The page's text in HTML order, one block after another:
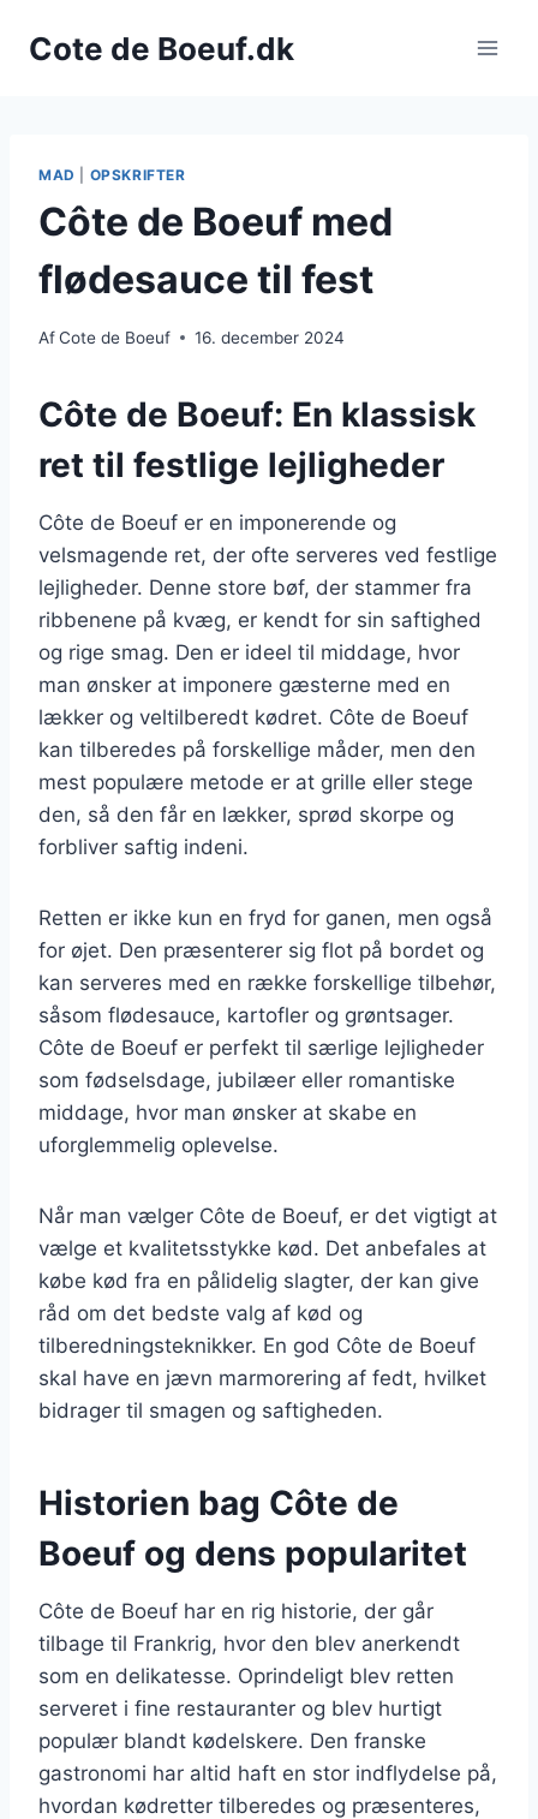
Cote de Boeuf.dk
MAD OPSKRIFTER
Côte de Boeuf med
flødesauce til fest
AfCote de Boeuf 16. december 2024
Côte de Boeuf: En klassisk
ret til festlige lejligheder
Côte de Boeuf er en imponerende og
velsmagende ret, der ofte serveres ved festlige
lejligheder. Denne store bøf, der stammer fra
ribbenene på kvæg, er kendt for sin saftighed
og rige smag. Den er ideel til middage, hvor
man ønsker at imponere gæsterne med en
lækker og veltilberedt kødret. Côte de Boeuf
kan tilberedes på forskellige måder, men den
mest populære metode er at grille eller stege
den, så den får en lækker, sprød skorpe og
forbliver saftig indeni.
Retten er ikke kun en fryd for ganen, men også
for øjet. Den præsenterer sig flot på bordet og
kan serveres med en række forskellige tilbehør,
såsom flødesauce, kartofler og grøntsager.
Côte de Boeuf er perfekt til særlige lejligheder
som fødselsdage, jubilæer eller romantiske
middage, hvor man ønsker at skabe en
uforglemmelig oplevelse.
Når man vælger Côte de Boeuf, er det vigtigt at
vælge et kvalitetsstykke kød. Det anbefales at
købe kød fra en pålidelig slagter, der kan give
råd om det bedste valg af kød og
tilberedningsteknikker. En god Côte de Boeuf
skal have en jævn marmorering af fedt, hvilket
bidrager til smagen og saftigheden.
Historien bag Côte de
Boeuf og dens popularitet
Côte de Boeuf har en rig historie, der går
tilbage til Frankrig, hvor den blev anerkendt
som en delikatesse. Oprindeligt blev retten
serveret i fine restauranter og blev hurtigt
populær blandt kødelskere. Den franske
gastronomi har altid haft en stor indflydelse på,
hvordan kødretter tilberedes og præsenteres,